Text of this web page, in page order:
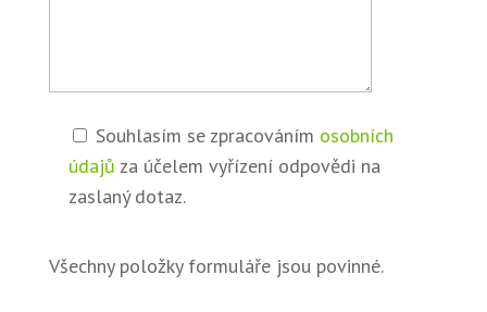
Souhlasím se zpracováním osobních
údajů za účelem vyřízení odpovědi na
zaslaný dotaz.
Všechny položky formuláře jsou povinné.